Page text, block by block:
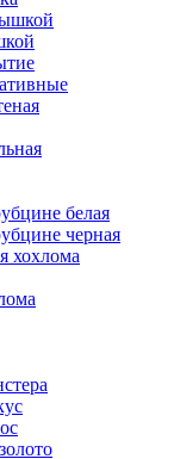
белая
черная
хохлома